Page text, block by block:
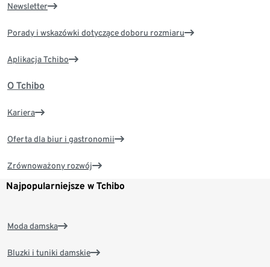
Newsletter
Porady i wskazówki dotyczące doboru rozmiaru
Aplikacja Tchibo
O Tchibo
Kariera
Oferta dla biur i gastronomii
Zrównoważony rozwój
Najpopularniejsze w Tchibo
Moda damska
Bluzki i tuniki damskie